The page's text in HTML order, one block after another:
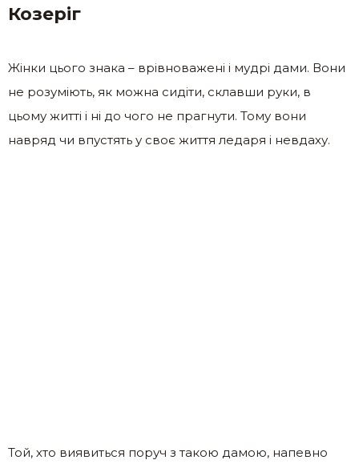
Козеріг
Жінки цього знака – врівноважені і мудрі дами. Вони
не розуміють, як можна сидіти, склавши руки, в
цьому житті і ні до чого не прагнути. Тому вони
навряд чи впустять у своє життя ледаря і невдаху.
Той, хто виявиться поруч з такою дамою, напевно